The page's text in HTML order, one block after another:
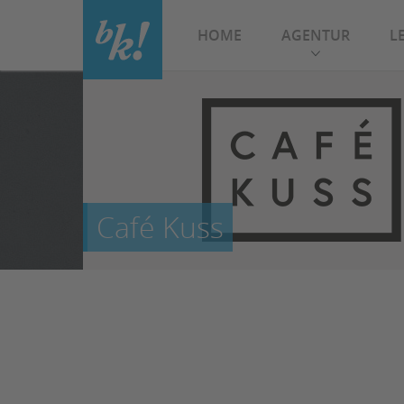
HOME AGENTUR
Marketing
Alle
65552 Limburg/Lahn
Café Kuss